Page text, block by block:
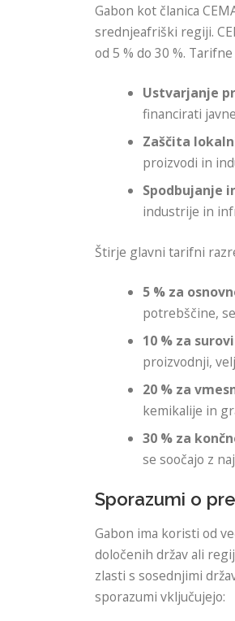
Gabon kot članica
srednjeafriški regiji.
od 5 % do 30 %.
Ustvarjanje
financirati
Zaščita
proizvodi in
Spodbujanje
industrije in
Štirje glavni tarifni
5 % za
potrebščine,
10 % za
proizvodnji,
20 % za
kemikalije in
30 % za
se soočajo z
Sporazumi o
Gabon ima koristi od
določenih držav ali
zlasti s sosednjimi
sporazumi vključujejo: